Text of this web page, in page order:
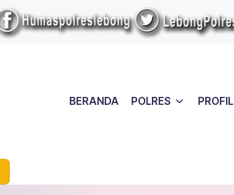
BERANDA POLRES PROFIL